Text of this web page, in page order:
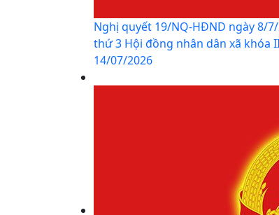
Nghị quyết 19/NQ-HĐND ngày 8/
thứ 3 Hội đồng nhân dân xã khóa
14/07/2026